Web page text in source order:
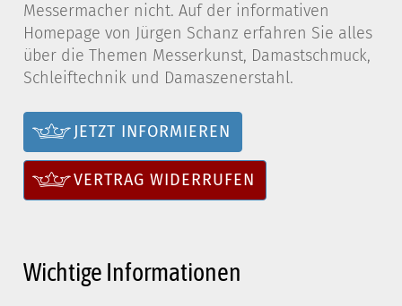
Messermacher nicht. Auf der informativen
Homepage von Jürgen Schanz erfahren Sie alles
über die Themen Messerkunst, Damastschmuck,
Schleiftechnik und Damaszenerstahl.
JETZT INFORMIEREN
VERTRAG WIDERRUFEN
Wichtige Informationen